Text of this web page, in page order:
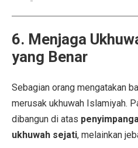
6. Menjaga
yang Benar
Sebagian orang mengatakan
merusak ukhuwah Islamiyah.
dibangun di atas
ukhuwah sejati, melainkan